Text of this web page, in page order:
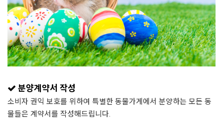
분양계약서 작성
소비자 권익 보호를 위하여 특별한 동물가게에서 분양하는 모든 동
물들은 계약서를 작성해드립니다.